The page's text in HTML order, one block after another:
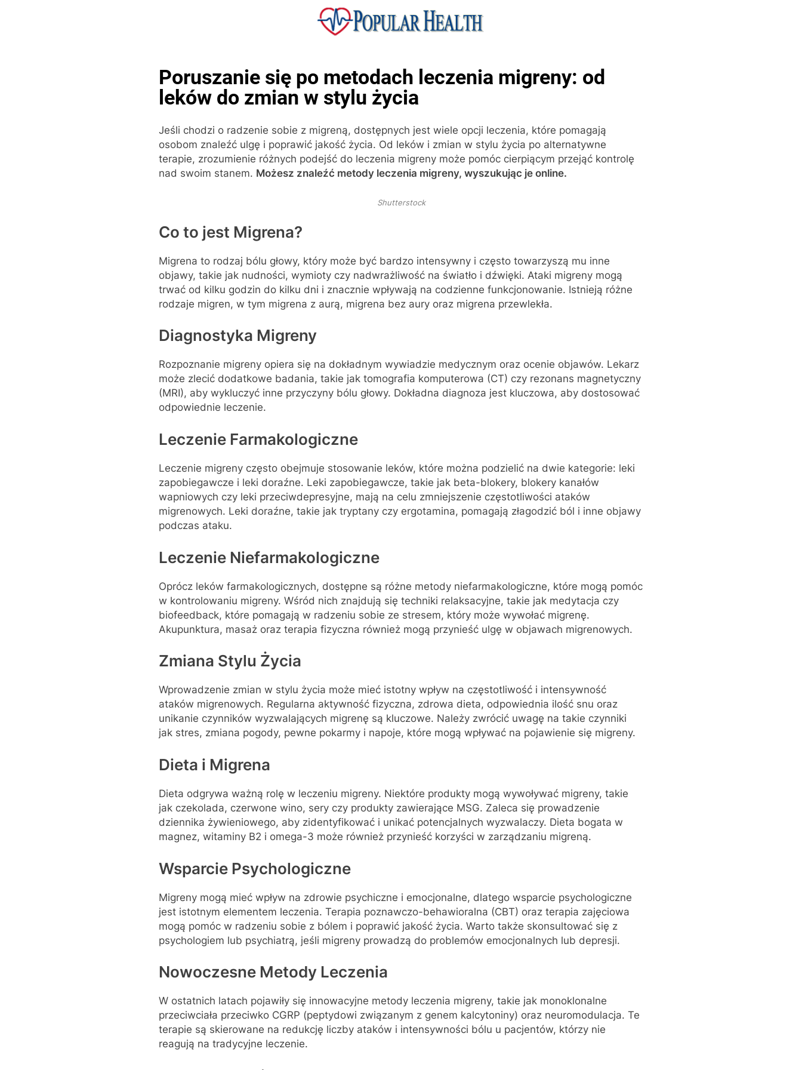
Poruszanie się po metodach leczenia migreny: od
leków do zmian w stylu życia
Jeśli chodzi o radzenie sobie z migreną, dostępnych jest wiele opcji leczenia, które pomagają
osobom znaleźć ulgę i poprawić jakość życia. Od leków i zmian w stylu życia po alternatywne
terapie, zrozumienie różnych podejść do leczenia migreny może pomóc cierpiącym przejąć kontrolę
nad swoim stanem. Możesz znaleźć metody leczenia migreny, wyszukując je online.
Shutterstock
Co to jest Migrena?
Migrena to rodzaj bólu głowy, który może być bardzo intensywny i często towarzyszą mu inne
objawy, takie jak nudności, wymioty czy nadwrażliwość na światło i dźwięki. Ataki migreny mogą
trwać od kilku godzin do kilku dni i znacznie wpływają na codzienne funkcjonowanie. Istnieją różne
rodzaje migren, w tym migrena z aurą, migrena bez aury oraz migrena przewlekła.
Diagnostyka Migreny
Rozpoznanie migreny opiera się na dokładnym wywiadzie medycznym oraz ocenie objawów. Lekarz
może zlecić dodatkowe badania, takie jak tomografia komputerowa (CT) czy rezonans magnetyczny
(MRI), aby wykluczyć inne przyczyny bólu głowy. Dokładna diagnoza jest kluczowa, aby dostosować
odpowiednie leczenie.
Leczenie Farmakologiczne
Leczenie migreny często obejmuje stosowanie leków, które można podzielić na dwie kategorie: leki
zapobiegawcze i leki doraźne. Leki zapobiegawcze, takie jak beta-blokery, blokery kanałów
wapniowych czy leki przeciwdepresyjne, mają na celu zmniejszenie częstotliwości ataków
migrenowych. Leki doraźne, takie jak tryptany czy ergotamina, pomagają złagodzić ból i inne objawy
podczas ataku.
Leczenie Niefarmakologiczne
Oprócz leków farmakologicznych, dostępne są różne metody niefarmakologiczne, które mogą pomóc
w kontrolowaniu migreny. Wśród nich znajdują się techniki relaksacyjne, takie jak medytacja czy
biofeedback, które pomagają w radzeniu sobie ze stresem, który może wywołać migrenę.
Akupunktura, masaż oraz terapia fizyczna również mogą przynieść ulgę w objawach migrenowych.
Zmiana Stylu Życia
Wprowadzenie zmian w stylu życia może mieć istotny wpływ na częstotliwość i intensywność
ataków migrenowych. Regularna aktywność fizyczna, zdrowa dieta, odpowiednia ilość snu oraz
unikanie czynników wyzwalających migrenę są kluczowe. Należy zwrócić uwagę na takie czynniki
jak stres, zmiana pogody, pewne pokarmy i napoje, które mogą wpływać na pojawienie się migreny.
Dieta i Migrena
Dieta odgrywa ważną rolę w leczeniu migreny. Niektóre produkty mogą wywoływać migreny, takie
jak czekolada, czerwone wino, sery czy produkty zawierające MSG. Zaleca się prowadzenie
dziennika żywieniowego, aby zidentyfikować i unikać potencjalnych wyzwalaczy. Dieta bogata w
magnez, witaminy B2 i omega-3 może również przynieść korzyści w zarządzaniu migreną.
Wsparcie Psychologiczne
Migreny mogą mieć wpływ na zdrowie psychiczne i emocjonalne, dlatego wsparcie psychologiczne
jest istotnym elementem leczenia. Terapia poznawczo-behawioralna (CBT) oraz terapia zajęciowa
mogą pomóc w radzeniu sobie z bólem i poprawić jakość życia. Warto także skonsultować się z
psychologiem lub psychiatrą, jeśli migreny prowadzą do problemów emocjonalnych lub depresji.
Nowoczesne Metody Leczenia
W ostatnich latach pojawiły się innowacyjne metody leczenia migreny, takie jak monoklonalne
przeciwciała przeciwko CGRP (peptydowi związanym z genem kalcytoniny) oraz neuromodulacja. Te
terapie są skierowane na redukcję liczby ataków i intensywności bólu u pacjentów, którzy nie
reagują na tradycyjne leczenie.